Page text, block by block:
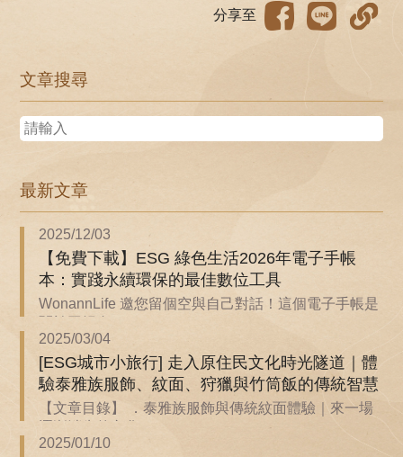
分享至
文章搜尋
最新文章
2025/12/03
【免費下載】ESG 綠色生活2026年電子手帳
本：實踐永續環保的最佳數位工具
WonannLife 邀您留個空與自己對話！這個電子手帳是
2025/03/04
[ESG城市小旅行] 走入原住民文化時光隧道｜體
驗泰雅族服飾、紋面、狩獵與竹筒飯的傳統智慧
【文章目錄】 ．泰雅族服飾與傳統紋面體驗｜來一場
2025/01/10